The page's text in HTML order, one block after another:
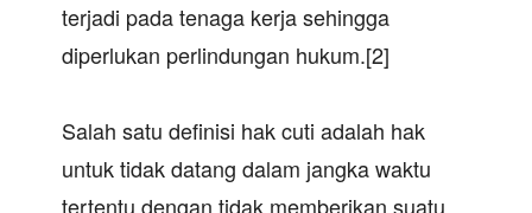
terjadi pada tenaga kerja sehingga
diperlukan perlindungan hukum.[2]
Salah satu definisi hak cuti adalah hak
untuk tidak datang dalam jangka waktu
tertentu dengan tidak memberikan suatu